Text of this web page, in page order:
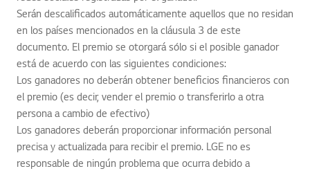
Serán descalificados automáticamente aquellos que no residan
en los países mencionados en la cláusula 3 de este
documento. El premio se otorgará sólo si el posible ganador
está de acuerdo con las siguientes condiciones:
Los ganadores no deberán obtener beneficios financieros con
el premio (es decir, vender el premio o transferirlo a otra
persona a cambio de efectivo)
Los ganadores deberán proporcionar información personal
precisa y actualizada para recibir el premio. LGE no es
responsable de ningún problema que ocurra debido a